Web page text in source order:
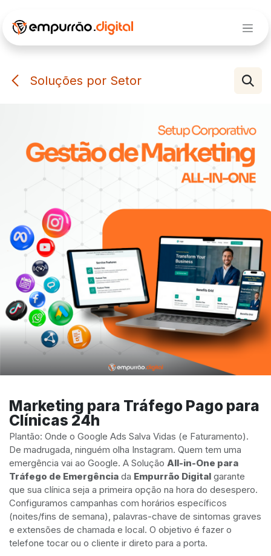
Soluções por Setor
Marketing para Tráfego Pago para
Clínicas 24h
Plantão: Onde o Google Ads Salva Vidas (e Faturamento).
De madrugada, ninguém olha Instagram. Quem tem uma
emergência vai ao Google. A Solução All-in-One para
Tráfego de Emergência da Empurrão Digital garante
que sua clínica seja a primeira opção na hora do desespero.
Configuramos campanhas com horários específicos
(noites/fins de semana), palavras-chave de sintomas graves
e extensões de chamada e local. O objetivo é fazer o
telefone tocar ou o cliente ir direto para a porta.